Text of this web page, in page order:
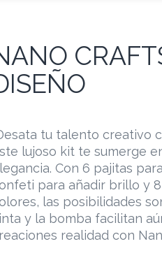
tu talento creativo
lujoso kit te sumerge
Con 6 pajitas
para añadir brillo y
las posibilidades
y la bomba facilitan
realidad con